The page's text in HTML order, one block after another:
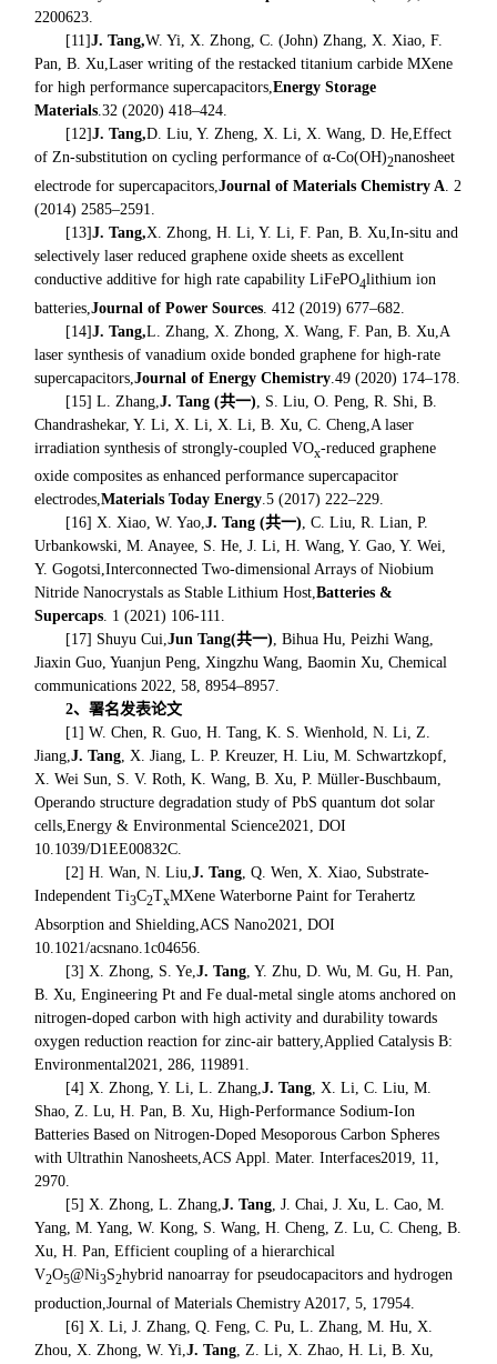
2200623.
[11]J. Tang,W. Yi, X. Zhong, C. (John) Zhang, X. Xiao, F.
Pan, B. Xu,Laser writing of the restacked titanium carbide MXene
for high performance supercapacitors,Energy Storage
Materials.32 (2020) 418–424.
[12]J. Tang,D. Liu, Y. Zheng, X. Li, X. Wang, D. He,Effect
of Zn-substitution on cycling performance of α-Co(OH)2nanosheet
electrode for supercapacitors ,Journal of Materials Chemistry A . 2
(2014) 2585–2591.
[13]J. Tang,X. Zhong, H. Li, Y. Li, F. Pan, B. Xu,In-situ and
selectively laser reduced graphene oxide sheets as excellent
conductive additive for high rate capability LiFePO4lithium ion
batteries ,Journal of Power Sources . 412 (2019) 677–682.
[14]J. Tang,L. Zhang, X. Zhong, X. Wang, F. Pan, B. Xu, A
laser synthesis of vanadium oxide bonded graphene for high-rate
supercapacitors ,Journal of Energy Chemistry .49 (2020) 174–178.
[15] L. Zhang,J. Tang (共一) , S. Liu, O. Peng, R. Shi, B.
Chandrashekar, Y. Li, X. Li, X. Li, B. Xu, C. Cheng, A laser
irradiation synthesis of strongly-coupled VOx-reduced graphene
oxide composites as enhanced performance supercapacitor
electrodes,Materials Today Energy.5 (2017) 222–229.
[16] X. Xiao, W. Yao,J. Tang (共一), C. Liu, R. Lian, P.
Urbankowski, M. Anayee, S. He, J. Li, H. Wang, Y. Gao, Y. Wei,
Y. Gogotsi,Interconnected Two-dimensional Arrays of Niobium
Nitride Nanocrystals as Stable Lithium Host,Batteries &
Supercaps. 1 (2021) 106-111.
[17] Shuyu Cui,Jun Tang(共一), Bihua Hu, Peizhi Wang,
Jiaxin Guo, Yuanjun Peng, Xingzhu Wang, Baomin Xu, Chemical
communications 2022, 58, 8954–8957.
2、署名发表论文
[1] W. Chen, R. Guo, H. Tang, K. S. Wienhold, N. Li, Z.
Jiang,J. Tang, X. Jiang, L. P. Kreuzer, H. Liu, M. Schwartzkopf,
X. Wei Sun, S. V. Roth, K. Wang, B. Xu, P. Müller-Buschbaum,
Operando structure degradation study of PbS quantum dot solar
cells,Energy & Environmental Science2021, DOI
10.1039/D1EE00832C.
[2] H. Wan, N. Liu,J. Tang, Q. Wen, X. Xiao, Substrate-
Independent Ti3C2TxMXene Waterborne Paint for Terahertz
Absorption and Shielding,ACS Nano2021, DOI
10.1021/acsnano.1c04656.
[3] X. Zhong, S. Ye,J. Tang, Y. Zhu, D. Wu, M. Gu, H. Pan,
B. Xu, Engineering Pt and Fe dual-metal single atoms anchored on
nitrogen-doped carbon with high activity and durability towards
oxygen reduction reaction for zinc-air battery,Applied Catalysis B:
Environmental2021, 286, 119891.
[4] X. Zhong, Y. Li, L. Zhang,J. Tang, X. Li, C. Liu, M.
Shao, Z. Lu, H. Pan, B. Xu, High-Performance Sodium-Ion
Batteries Based on Nitrogen-Doped Mesoporous Carbon Spheres
with Ultrathin Nanosheets,ACS Appl. Mater. Interfaces2019, 11,
2970.
[5] X. Zhong, L. Zhang,J. Tang, J. Chai, J. Xu, L. Cao, M.
Yang, M. Yang, W. Kong, S. Wang, H. Cheng, Z. Lu, C. Cheng, B.
Xu, H. Pan, Efficient coupling of a hierarchical
V2O5@Ni3S2hybrid nanoarray for pseudocapacitors and hydrogen
production,Journal of Materials Chemistry A2017, 5, 17954.
[6] X. Li, J. Zhang, Q. Feng, C. Pu, L. Zhang, M. Hu, X.
Zhou, X. Zhong, W. Yi,J. Tang, Z. Li, X. Zhao, H. Li, B. Xu,